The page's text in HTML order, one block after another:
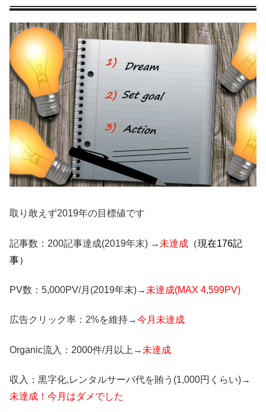
取り敢えず2019年の目標値です
記事数：200記事達成(2019年末) → 未達成 （現在176記
事）
PV数：5,000PV/月(2019年末)→ 未達成(MAX 4,599PV)
広告クリック率：2%を維持→今月未達成
Organic流入：2000件/月以上→ 未達成
収入：黒字化,レンタルサーバ代を賄う(1,000円くらい)→
未達成！今月はダメでした